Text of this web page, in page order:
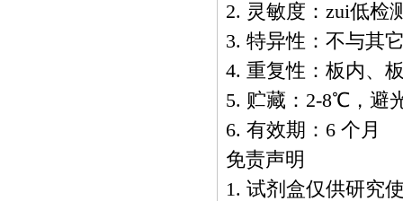
2. 灵敏度：zui低检
3. 特异性：不与其
4. 重复性：板内、
5. 贮藏：2-8℃，避
6. 有效期：6 个月
免责声明
1. 试剂盒仅供研究